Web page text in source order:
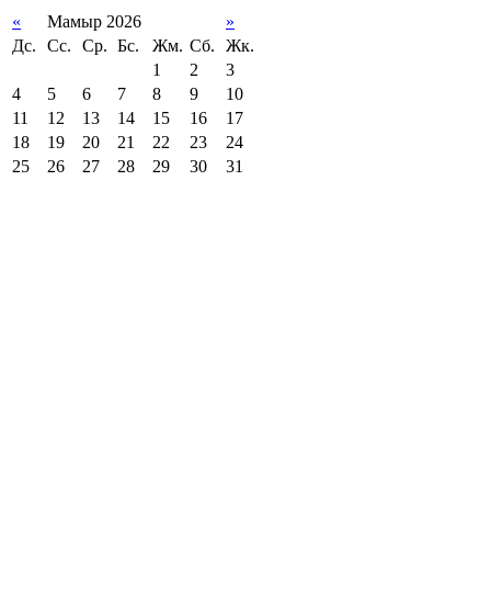
« Мамыр 2026
»
Дс.
Сс. Ср. Бс. Жм. Сб.
Жк.
1
2
3
4
5 6 7 8 9
10
11
12 13 14 15 16
17
18
19 20 21 22 23
24
25
26 27 28 29 30 31